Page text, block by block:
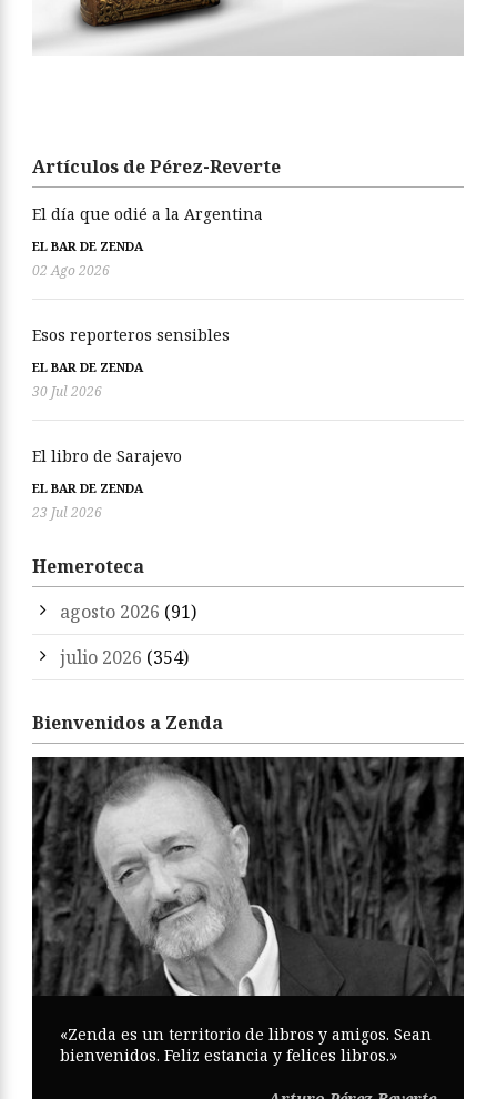
Artículos de Pérez-Reverte
El día que odié a la Argentina
EL BAR DE ZENDA
02 Ago 2026
Esos reporteros sensibles
EL BAR DE ZENDA
30 Jul 2026
El libro de Sarajevo
EL BAR DE ZENDA
23 Jul 2026
Hemeroteca
agosto 2026 (91)
julio 2026 (354)
Bienvenidos a Zenda
«Zenda es un territorio de libros y amigos. Sean
bienvenidos. Feliz estancia y felices libros.»